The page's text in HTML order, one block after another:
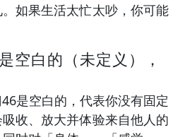
如果生活太忙太吵，你可能
空白的（未定义），
是空白的，代表你没有固定
收、放大并体验来自他人的